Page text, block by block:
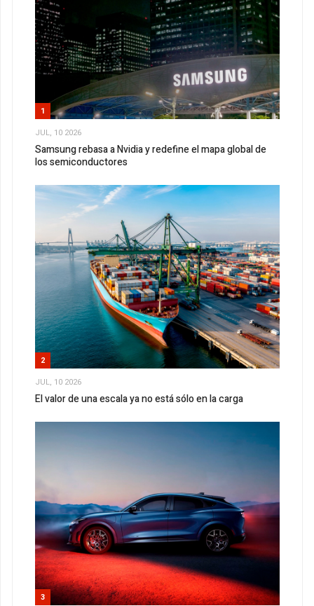
1
JUL, 10 2026
Samsung rebasa a Nvidia y redefine el mapa global de
los semiconductores
2
JUL, 10 2026
El valor de una escala ya no está sólo en la carga
3